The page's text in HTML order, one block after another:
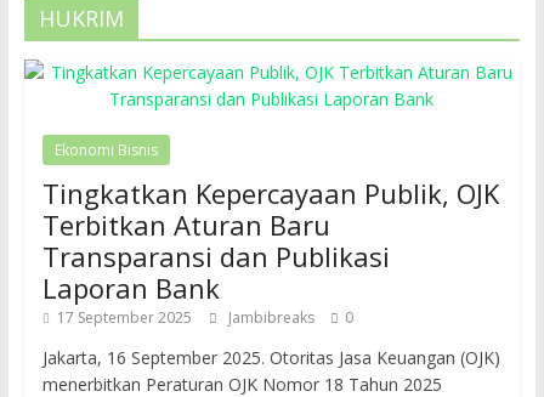
HUKRIM
Ekonomi Bisnis
Tingkatkan Kepercayaan Publik, OJK
Terbitkan Aturan Baru
Transparansi dan Publikasi
Laporan Bank
17 September 2025 Jambibreaks 0
Jakarta, 16 September 2025. Otoritas Jasa Keuangan (OJK)
menerbitkan Peraturan OJK Nomor 18 Tahun 2025